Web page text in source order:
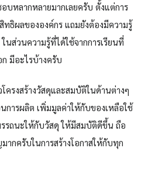
บหลากหลายมากเลยครับ ตั้งแต่การ
ธิผลขององค์กร แถมยังต้องมีความรู้
นส่วนความรู้ที่ได้ใช้จากการเรียนที่
มีอะไรบ้างครับ
โครงสร้างวัสดุและสมบัติในด้านต่างๆ
การผลิต เพิ่มมูลค่าให้กับของเหลือใช้
รถนะให้กับวัสดุ ให้มีสมบัติดีขึ้น ถือ
กครับในการสร้างโอกาสให้กับทุก